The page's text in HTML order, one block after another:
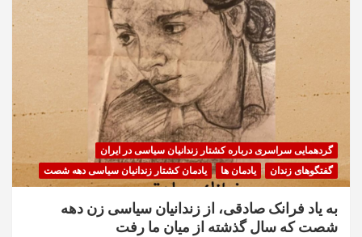
گردهمایی سراسری درباره کشتار زندانیان سیاسی در ایران
گفتگوهای زندان
یادمان ها یادمان کشتار زندانیان سیاسی دهه شصت
به یاد فرانک صادقی، از زندانیان سیاسی زن دهه
شصت که سال گذشته از میان ما رفت